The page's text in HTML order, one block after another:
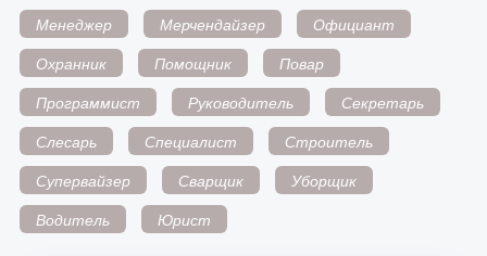
Менеджер
Мерчендайзер
Официант
Охранник
Помощник
Повар
Программист
Руководитель
Секретарь
Слесарь
Специалист
Строитель
Супервайзер
Сварщик
Уборщик
Водитель
Юрист